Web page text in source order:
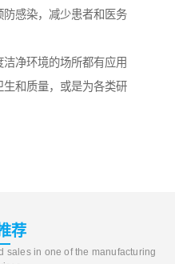
感染，减少患者和医务
净环境的场所都有应用
和质量，或是为各类研
荐
sales in one of the manufacturing